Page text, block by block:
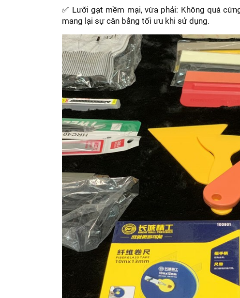
✅ Lưỡi gạt mềm mại, vừa phải: Không quá
mang lại sự cân bằng tối ưu khi sử dụng.